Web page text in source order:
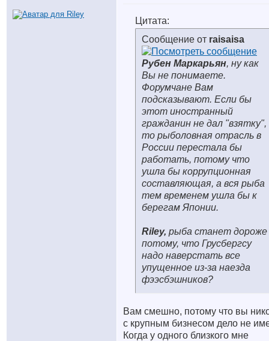
Цитата:
Сообщение от raisaisa
Рубен Маркарьян, ну как
Вы не понимаете.
Форумчане Вам
подсказывают. Если бы
этот иностранный
гражданин не дал "взятку",
то рыболовная отрасль в
России перестала бы
работать, потому что
ушла бы коррупционная
составляющая, а вся рыба
тем временем ушла бы к
берегам Японии.
Riley, рыба станет дороже
потому, что Грусбергсу
надо наверстать все
упущенное из-за наезда
фээсбэшников?
Вам смешно, потому что вы
с крупным бизнесом дело не
Когда у одного близкого мне